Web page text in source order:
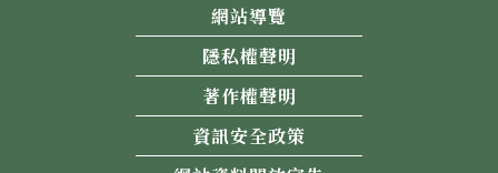
網站導覽
隱私權聲明
著作權聲明
資訊安全政策